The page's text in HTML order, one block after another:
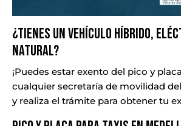
¿Tienes un vehículo híbrido,
natural?
¡Puedes estar exento del pico y
cualquier secretaría de movilidad
y realiza el trámite para obtener tu